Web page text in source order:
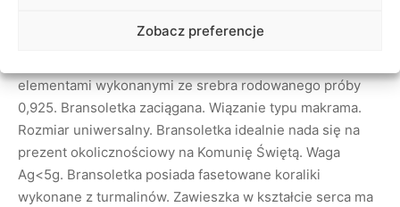
Zobacz preferencje
elementami wykonanymi ze srebra rodowanego próby
0,925. Bransoletka zaciągana. Wiązanie typu makrama.
Rozmiar uniwersalny. Bransoletka idealnie nada się na
prezent okolicznościowy na Komunię Świętą. Waga
Ag<5g. Bransoletka posiada fasetowane koraliki
wykonane z turmalinów. Zawieszka w kształcie serca ma